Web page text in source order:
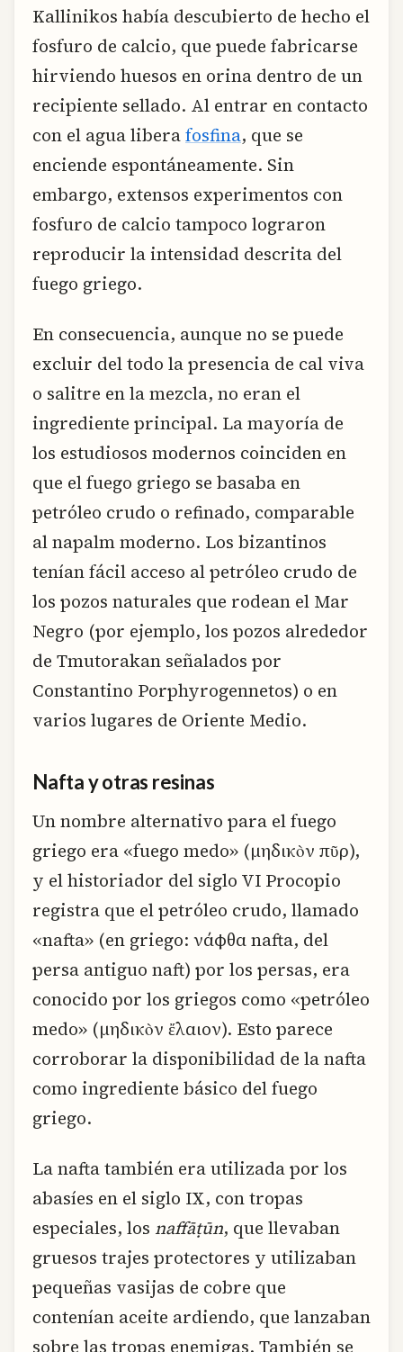
Kallinikos había descubierto de hecho el
fosfuro de calcio, que puede fabricarse
hirviendo huesos en orina dentro de un
recipiente sellado. Al entrar en contacto
con el agua liberafosfina, que se
enciende espontáneamente. Sin
embargo, extensos experimentos con
fosfuro de calcio tampoco lograron
reproducir la intensidad descrita del
fuego griego.
En consecuencia, aunque no se puede
excluir del todo la presencia de cal viva
o salitre en la mezcla, no eran el
ingrediente principal. La mayoría de
los estudiosos modernos coinciden en
que el fuego griego se basaba en
petróleo crudo o refinado, comparable
al napalm moderno. Los bizantinos
tenían fácil acceso al petróleo crudo de
los pozos naturales que rodean el Mar
Negro (por ejemplo, los pozos alrededor
de Tmutorakan señalados por
Constantino Porphyrogennetos) o en
varios lugares de Oriente Medio.
Nafta y otras resinas
Un nombre alternativo para el fuego
griego era «fuego medo» (μηδικὸν πῦρ),
y el historiador del siglo VI Procopio
registra que el petróleo crudo, llamado
«nafta» (en griego: νάφθα nafta, del
persa antiguo naft) por los persas, era
conocido por los griegos como «petróleo
medo» (μηδικὸν ἔλαιον). Esto parece
corroborar la disponibilidad de la nafta
como ingrediente básico del fuego
griego.
La nafta también era utilizada por los
abasíes en el siglo IX, con tropas
especiales, los naffāṭūn, que llevaban
gruesos trajes protectores y utilizaban
pequeñas vasijas de cobre que
contenían aceite ardiendo, que lanzaban
sobre las tropas enemigas. También se